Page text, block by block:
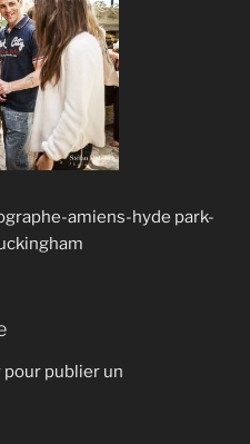
amiens-hyde park-
pour publier un